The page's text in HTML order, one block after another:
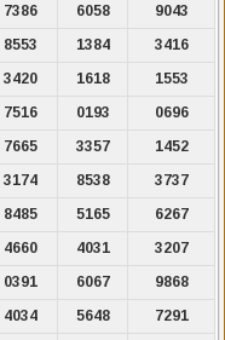
7386 6058
9043
8553 1384
3416
3420 1618
1553
7516 0193
0696
7665 3357
1452
3174 8538
3737
8485 5165
6267
4660 4031
3207
0391 6067
9868
4034 5648
7291